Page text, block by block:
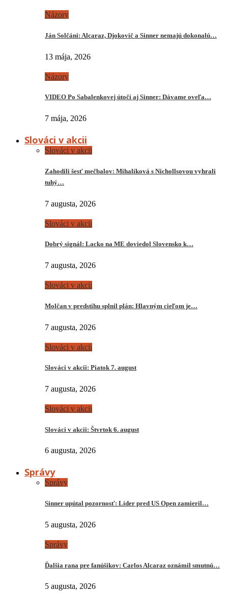
Názory
Ján Solčáni: Alcaraz, Djokovič a Sinner nemajú dokonalú…
13 mája, 2026
Názory
VIDEO Po Sabalenkovej útočí aj Sinner: Dávame oveľa…
7 mája, 2026
Slováci v akcii
Slováci v akcii
Zahodili šesť mečbalov: Mihalíková s Nichollsovou vyhrali
tuhý…
7 augusta, 2026
Slováci v akcii
Dobrý signál: Lacko na ME doviedol Slovensko k…
7 augusta, 2026
Slováci v akcii
Molčan v predstihu splnil plán: Hlavným cieľom je…
7 augusta, 2026
Slováci v akcii
Slováci v akcii: Piatok 7. august
7 augusta, 2026
Slováci v akcii
Slováci v akcii: Štvrtok 6. august
6 augusta, 2026
Správy
Správy
Sinner upútal pozornosť: Líder pred US Open zamieril…
5 augusta, 2026
Správy
Ďalšia rana pre fanúšikov: Carlos Alcaraz oznámil smutnú…
5 augusta, 2026